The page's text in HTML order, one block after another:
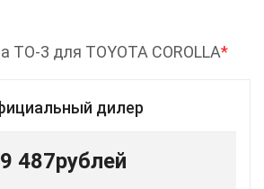
ТО-3 для TOYOTA COROLLA*
дилер
9 487рублей